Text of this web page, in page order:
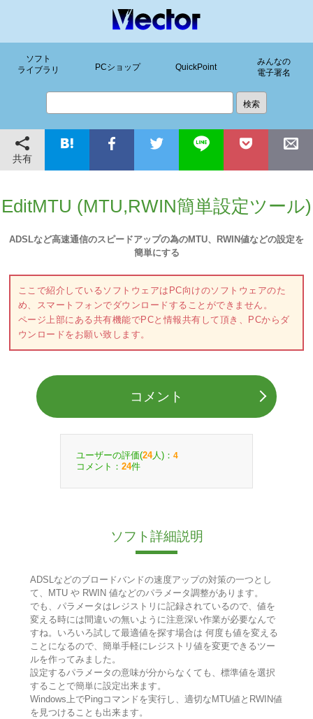
ソフト
ライブラリ
PCショップ QuickPoint
みんなの
電子署名
共有
EditMTU (MTU,RWIN簡単設定ツール)
ADSLなど高速通信のスピードアップの為のMTU、RWIN値などの設定を
簡単にする
ここで紹介しているソフトウェアはPC向けのソフトウェアのた
め、スマートフォンでダウンロードすることができません。
ページ上部にある共有機能でPCと情報共有して頂き、PCからダ
ウンロードをお願い致します。
コメント
ユーザーの評価(24人)： 4
コメント： 24件
ソフト詳細説明
ADSLなどのブロードバンドの速度アップの対策の一つとし
て、MTU や RWIN 値などのパラメータ調整があります。
でも、パラメータはレジストリに記録されているので、値を
変える時には間違いの無いように注意深い作業が必要なんで
すね。いろいろ試して最適値を探す場合は 何度も値を変える
ことになるので、簡単手軽にレジストリ値を変更できるツー
ルを作ってみました。
設定するパラメータの意味が分からなくても、標準値を選択
することで簡単に設定出来ます。
Windows上でPingコマンドを実行し、適切なMTU値とRWIN値
を見つけることも出来ます。